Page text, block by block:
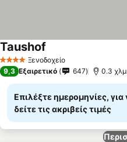
4 ΑστέριαΞενοδοχείο
Taushof
9,3 Εξαιρετικό 647 0.3
Επιλέξτε ημερομηνίες, για
δείτε τις ακριβείς τιμές